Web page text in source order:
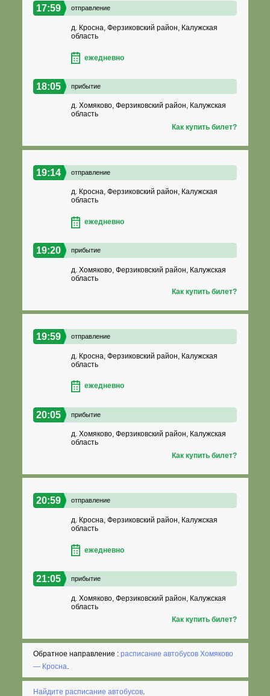
17:59 отправление
д. Кросна, Ферзиковский район, Калужская
область
ежедневно
18:05 прибытие
д. Хомяково, Ферзиковский район, Калужская
область
Как купить билет?
19:14 отправление
д. Кросна, Ферзиковский район, Калужская
область
ежедневно
19:20 прибытие
д. Хомяково, Ферзиковский район, Калужская
область
Как купить билет?
19:59 отправление
д. Кросна, Ферзиковский район, Калужская
область
ежедневно
20:05 прибытие
д. Хомяково, Ферзиковский район, Калужская
область
Как купить билет?
20:59 отправление
д. Кросна, Ферзиковский район, Калужская
область
ежедневно
21:05 прибытие
д. Хомяково, Ферзиковский район, Калужская
область
Как купить билет?
Обратное направление :расписание автобусов Хомяково
— Кросна
Найдите расписание автобусов.